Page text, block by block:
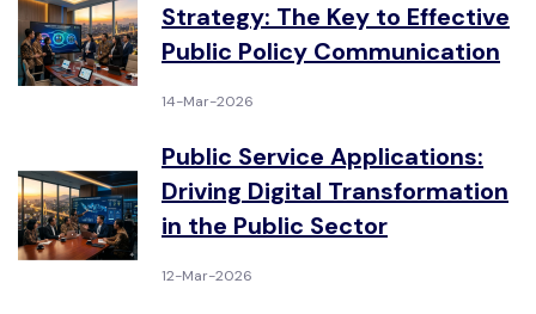
Strategy: The Key to Effective
Public Policy Communication
14-Mar-2026
Public Service Applications:
Driving Digital Transformation
in the Public Sector
12-Mar-2026